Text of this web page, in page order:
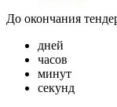
До окончания
дней
часов
минут
секунд